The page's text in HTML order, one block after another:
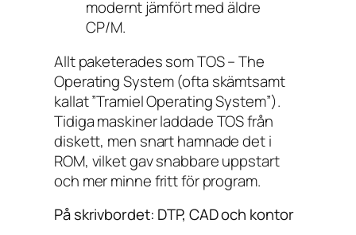
modernt jämfört med äldre
CP/M.
Allt paketerades som TOS – The
Operating System (ofta skämtsamt
kallat ”Tramiel Operating System”).
Tidiga maskiner laddade TOS från
diskett, men snart hamnade det i
ROM, vilket gav snabbare uppstart
och mer minne fritt för program.
På skrivbordet: DTP, CAD och kontor